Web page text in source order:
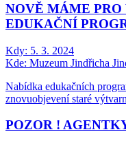
NOVĚ MÁME PRO
EDUKAČNÍ
Kdy: 5. 3. 2024
Kde: Muzeum Jindřicha
Nabídka edukačních
znovuobjevení staré
POZOR !